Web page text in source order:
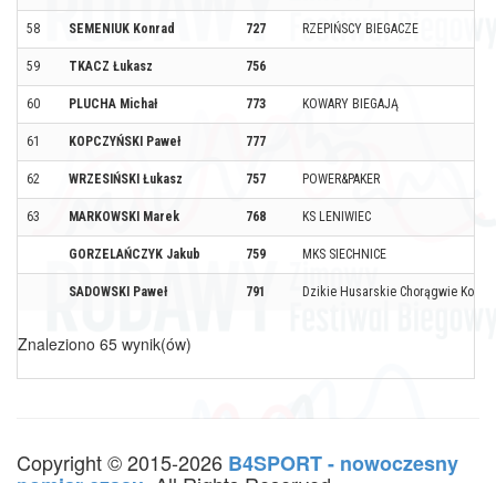
58 SEMENIUK Konrad 727 RZEPIŃSCY BIEGACZE
59 TKACZ Łukasz 756
60 PLUCHA Michał 773 KOWARY BIEGAJĄ
61 KOPCZYŃSKI Paweł 777
62 WRZESIŃSKI Łukasz 757 POWER&PAKER
63 MARKOWSKI Marek 768 KS LENIWIEC
GORZELAŃCZYK Jakub 759 MKS SIECHNICE
SADOWSKI Paweł 791 Dzikie Husarskie Chorągwie
Znaleziono 65 wynik(ów)
Copyright © 2015-2026 B4SPORT - nowoczesny